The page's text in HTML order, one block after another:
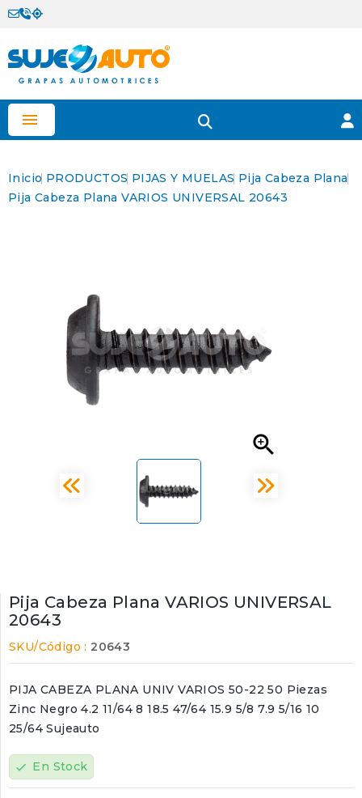

Inicio PRODUCTOS PIJAS Y MUELAS Pija Cabeza Plana
Pija Cabeza Plana VARIOS UNIVERSAL 20643

Pija Cabeza Plana VARIOS UNIVERSAL
20643
SKU/Código : 20643
PIJA CABEZA PLANA UNIV VARIOS 50-22 50 Piezas
Zinc Negro 4.2 11/64 8 18.5 47/64 15.9 5/8 7.9 5/16 10
25/64 Sujeauto
check En Stock